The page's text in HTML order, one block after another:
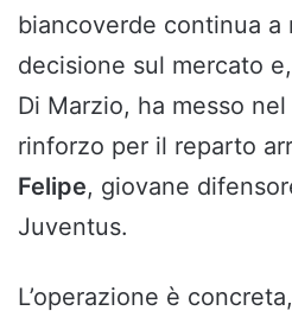
biancoverde continua a
decisione sul mercato
Di Marzio, ha messo
rinforzo per il reparto
Felipe, giovane
Juventus.
L’operazione è